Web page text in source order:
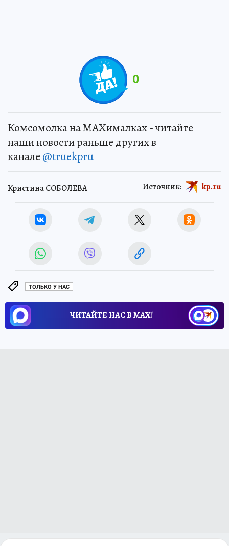
0
Комсомолка на MAXималках - читайте
наши новости раньше других в
канале @truekpru
Кристина СОБОЛЕВА Источник: kp.ru
ТОЛЬКО У НАС
ЧИТАЙТЕ НАС В МАХ!